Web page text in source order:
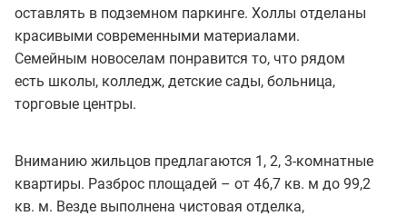
оставлять в подземном паркинге. Холлы отделаны
красивыми современными материалами.
Семейным новоселам понравится то, что рядом
есть школы, колледж, детские сады, больница,
торговые центры.
Вниманию жильцов предлагаются 1, 2, 3-комнатные
квартиры. Разброс площадей – от 46,7 кв. м до 99,2
кв. м. Везде выполнена чистовая отделка,